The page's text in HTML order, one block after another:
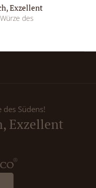
Exzellent
des
des Südens!
Exzellent